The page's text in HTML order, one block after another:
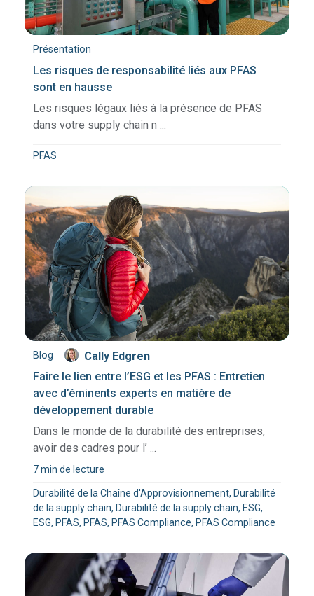
Présentation
Les risques de responsabilité liés aux PFAS
sont en hausse
Les risques légaux liés à la présence de PFAS
dans votre supply chain n ...
PFAS
Blog
Cally Edgren
Faire le lien entre l’ESG et les PFAS : Entretien
avec d’éminents experts en matière de
développement durable
Dans le monde de la durabilité des entreprises,
avoir des cadres pour l’ ...
7 min de lecture
Durabilité de la Chaîne d'Approvisionnement, Durabilité
de la supply chain, Durabilité de la supply chain, ESG,
ESG, PFAS, PFAS, PFAS Compliance, PFAS Compliance